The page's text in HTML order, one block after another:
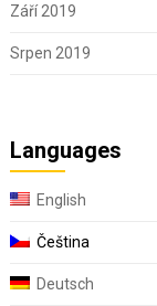
Září 2019
Srpen 2019
Languages
English
Čeština
Deutsch